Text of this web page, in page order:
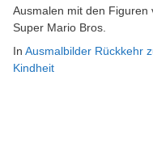
Ausmalen mit den Figuren
Super Mario Bros.
In Ausmalbilder Rückkehr
Kindheit